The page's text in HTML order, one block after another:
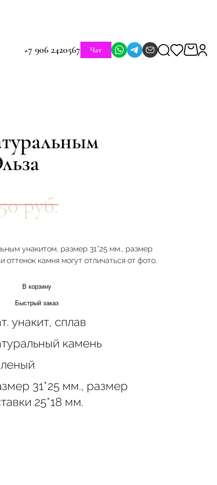
+7 906 2420567 Чат
руб.
унакитом, размер 31*25 мм., размер
оттенок камня могут отличаться от фото.
В корзину
Быстрый заказ
унакит, сплав
камень
31*25 мм., размер
25*18 мм.